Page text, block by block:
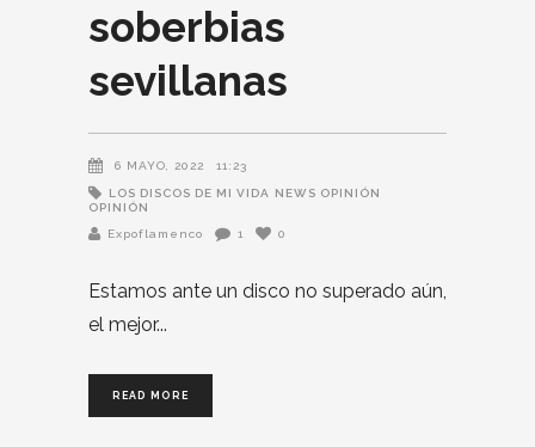
soberbias
sevillanas
6 MAYO, 2022 11:23
LOS DISCOS DE MI VIDA NEWS OPINIÓN
OPINIÓN
Expoflamenco
1 0
Estamos ante un disco no superado aún,
el mejor
READ MORE